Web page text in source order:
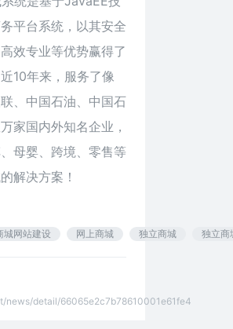
平台系统，以其安全
效专业等优势赢得了
10年来，服务了像
、中国石油、中国石
家国内外知名企业，
母婴、跨境、零售等
解决方案！
城网站建设 网上商城 独立商城 独立商
news/detail/66065e2c7b78610001e61fe4